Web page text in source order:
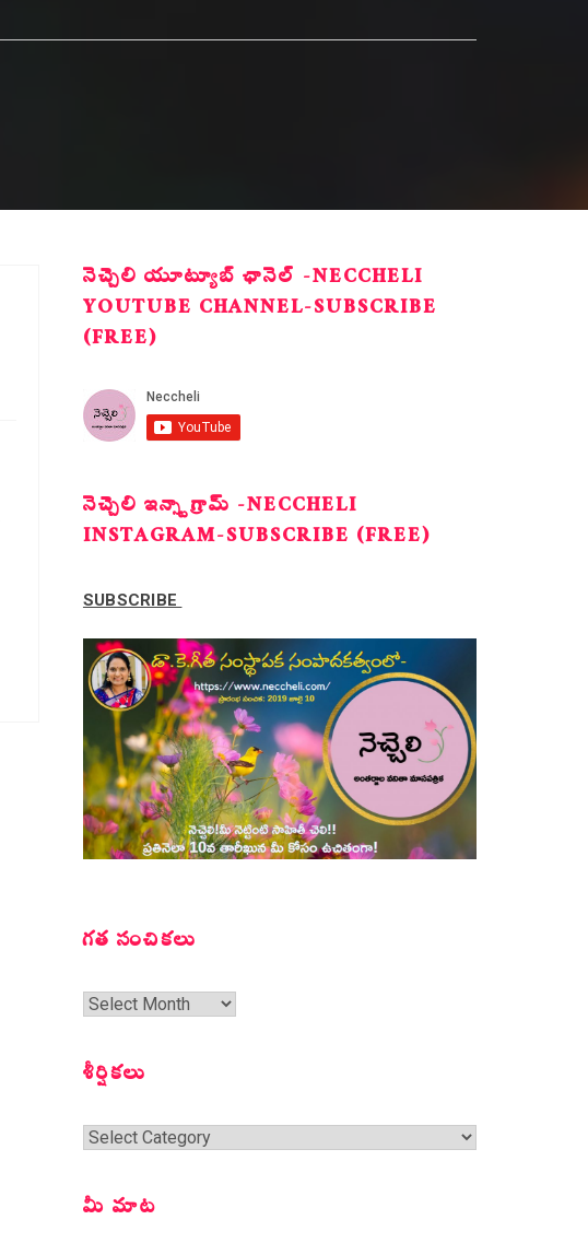
నెచ్చెలి యూట్యూబ్ ఛానెల్ -NECCHELI
YOUTUBE CHANNEL-SUBSCRIBE
(FREE)
నెచ్చెలి ఇన్స్టాగ్రామ్ -NECCHELI
INSTAGRAM-SUBSCRIBE (FREE)
SUBSCRIBE
గత సంచికలు
గత
శీర్షికలు
శీర్షికలు
మీ మాట